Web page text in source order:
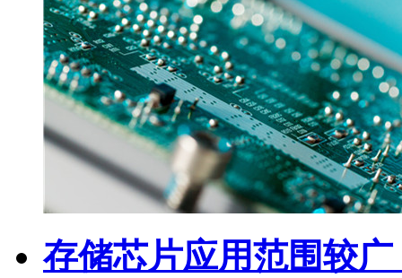
存储芯片应用范围较